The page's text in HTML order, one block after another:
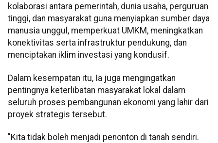
kolaborasi antara pemerintah, dunia usaha, perguruan
tinggi, dan masyarakat guna menyiapkan sumber daya
manusia unggul, memperkuat UMKM, meningkatkan
konektivitas serta infrastruktur pendukung, dan
menciptakan iklim investasi yang kondusif.
Dalam kesempatan itu, Ia juga mengingatkan
pentingnya keterlibatan masyarakat lokal dalam
seluruh proses pembangunan ekonomi yang lahir dari
proyek strategis tersebut.
"Kita tidak boleh menjadi penonton di tanah sendiri.